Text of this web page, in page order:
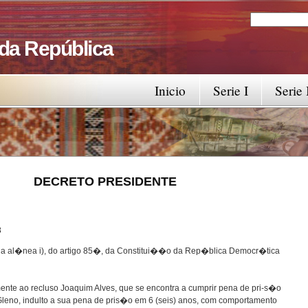
República
Search
Serie
Serie I
Inicio
al�nea i), do artigo 85�, da Constitui��o da Rep�blica Democr�tica
ao recluso Joaquim Alves, que se encontra a cumprir pena de pri-s�o
indulto a sua pena de pris�o em 6 (seis) anos, com comportamento